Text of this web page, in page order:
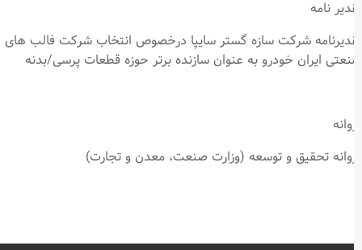
نامه
شرکت سازه گستر سایپا درخصوص انتخاب شرکت فالب های
ایران خودرو به عنوان سازنده برتر حوزه قطعات پرسی/بدنه
تحقیق و توسعه (وزارت صنعت، معدن و تجارت)